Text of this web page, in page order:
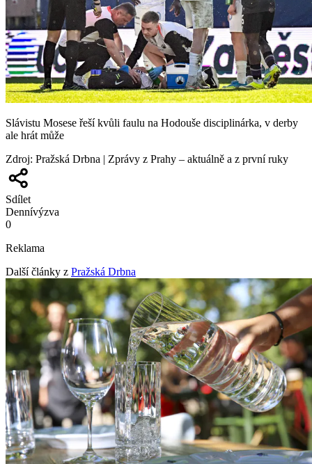
Slávistu Mosese řeší kvůli faulu na Hodouše disciplinárka, v derby
ale hrát může
Zdroj: Pražská Drbna | Zprávy z Prahy – aktuálně a z první ruky
Sdílet
Dennívýzva
0
Reklama
Další články z Pražská Drbna